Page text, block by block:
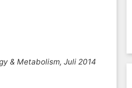
& Metabolism, Juli 2014